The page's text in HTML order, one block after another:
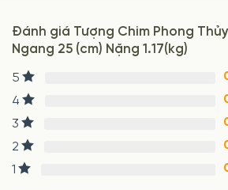
Đánh giá Tượng Chim Phong
Ngang 25 (cm) Nặng 1.17(kg)
5
4
3
2
1